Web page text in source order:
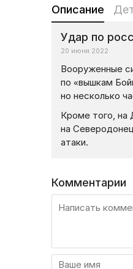
Описание
Удар по
20 июня 2022
Вооруженные
по «вышкам
но несколько
Кроме того, на
на
атаки.
Комментарии